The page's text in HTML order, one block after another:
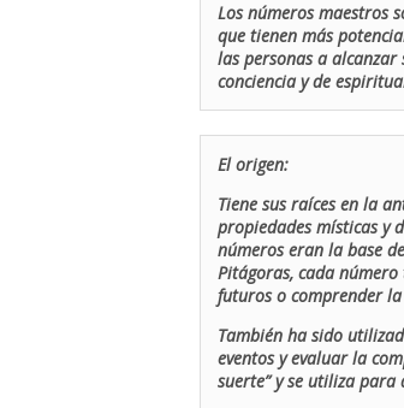
Los números maestros
que tienen más
las personas a
conciencia y de
El origen:
Tiene sus raíces en la
propiedades místicas y
números eran la base
Pitágoras, cada
futuros o comprender
También ha sido
eventos y evaluar la
suerte” y se utiliza